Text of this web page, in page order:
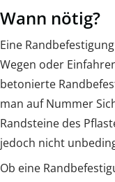
Wann nötig?
Eine
Wegen oder
betonierte
man auf Nummer
Randsteine des
jedoch nicht
Ob eine